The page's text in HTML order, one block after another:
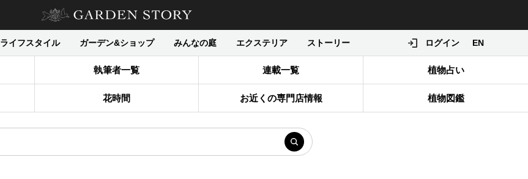
ライフスタイル ガーデン&ショップ みんなの庭 エクステリア ストーリー ログイン EN
執筆者一覧 連載一覧 植物占い
花時間 お近くの専門店情報 植物図鑑